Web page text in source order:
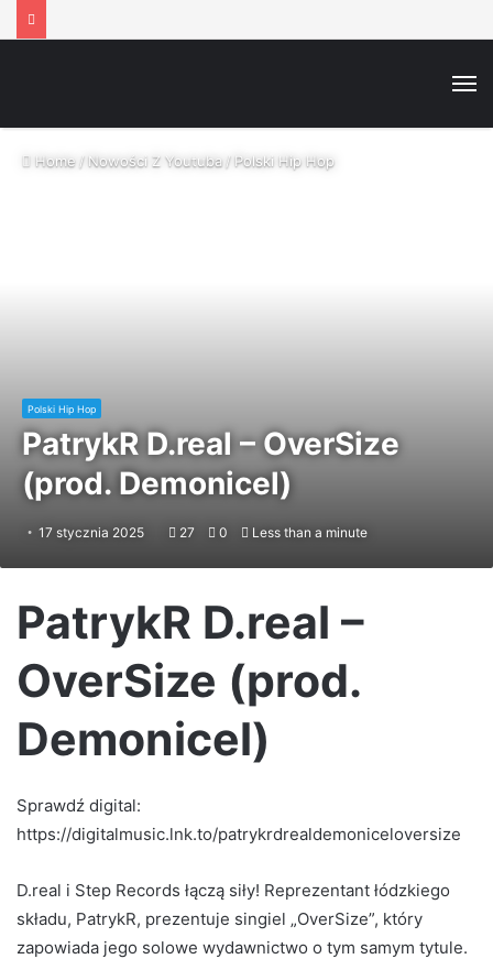
Home/Nowości Z Youtuba/Polski Hip Hop
Polski Hip Hop
PatrykR D.real – OverSize
(prod. Demonicel)
17 stycznia 2025 27 0 Less than a minute
PatrykR D.real –
OverSize (prod.
Demonicel)
Sprawdź digital:
https://digitalmusic.lnk.to/patrykrdrealdemoniceloversize
D.real i Step Records łączą siły! Reprezentant łódzkiego
składu, PatrykR, prezentuje singiel „OverSize”, który
zapowiada jego solowe wydawnictwo o tym samym tytule.